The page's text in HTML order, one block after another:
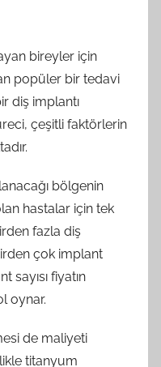
bireyler için
popüler bir tedavi
diş implantı
çeşitli faktörlerin
bölgenin
hastalar için tek
fazla diş
çok implant
sayısı fiyatın
oynar.
de maliyeti
titanyum